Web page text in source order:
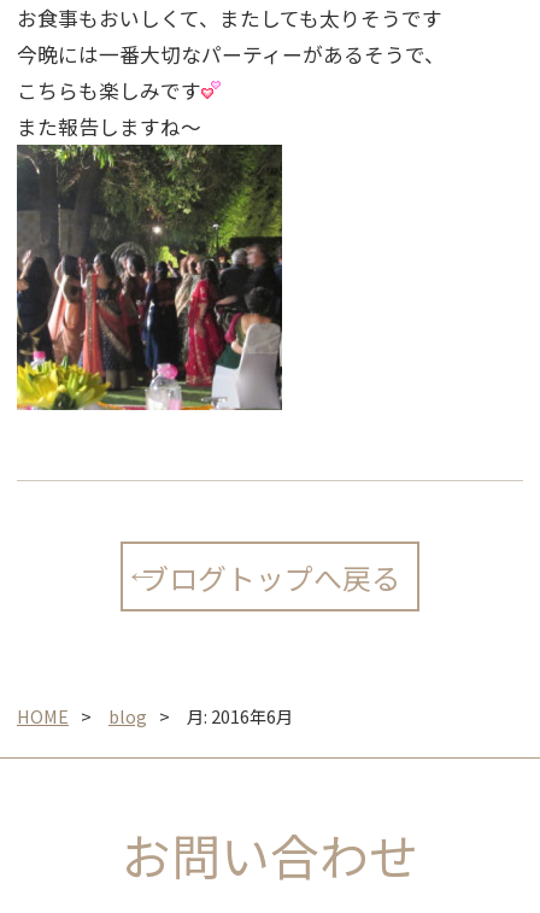
お食事もおいしくて、またしても太りそうです
今晩には一番大切なパーティーがあるそうで、
こちらも楽しみです
また報告しますね〜
ブログトップへ戻る
HOME blog 月: 2016年6月
お問い合わせ